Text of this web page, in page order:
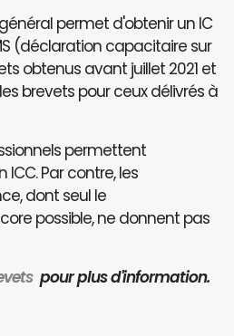
permet d'obtenir un IC
(déclaration capacitaire sur
obtenus avant juillet 2021 et
brevets pour ceux délivrés à
permettent
Par contre, les
dont seul le
possible, ne donnent pas
pour plus d'information.